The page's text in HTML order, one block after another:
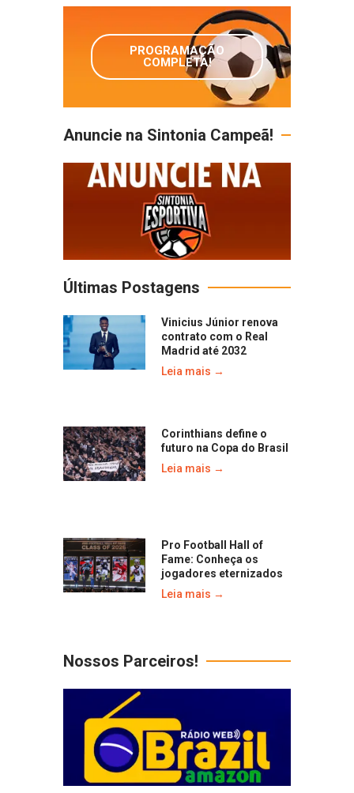
PROGRAMAÇÃO
COMPLETA!
Anuncie na Sintonia Campeã!
Últimas Postagens
Vinicius Júnior renova
contrato com o Real
Madrid até 2032
Leia mais →
Corinthians define o
futuro na Copa do Brasil
Leia mais →
Pro Football Hall of
Fame: Conheça os
jogadores eternizados
Leia mais →
Nossos Parceiros!